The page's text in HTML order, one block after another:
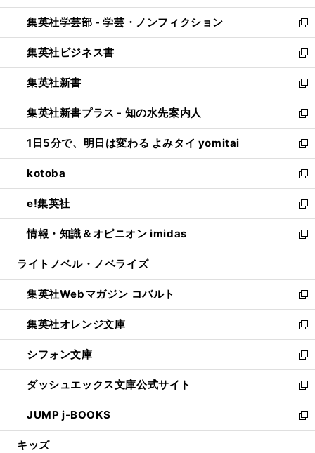
開
く
ウ
で
開
く
ン
ド
ウ
で
開
く
ウ
ィ
ン
ド
ウ
で
開
く
集英社学芸部 - 学芸・ノンフィクション
新
し
い
ウ
ィ
ン
ド
ウ
で
開
く
集英社ビジネス書
新
し
い
ウ
ィ
ン
ド
ウ
で
開
く
集英社新書
新
し
い
ウ
ィ
ン
ド
ウ
で
開
く
集英社新書プラス - 知の水先案内人
新
し
い
ウ
ィ
ン
ド
ウ
で
開
1日5分で、明日は変わる よみタイ yomitai
新
し
い
ウ
ィ
ン
ド
ウ
開
く
kotoba
新
し
い
ウ
ィ
ン
ウ
で
開
く
e!集英社
新
し
い
ウ
ン
ド
ウ
で
開
く
情報・知識＆オピニオン imidas
新
し
ウ
ィ
ン
ド
ウ
で
開
く
ライトノベル・ノベライズ
集英社Webマガジン コバルト
新
し
い
ウ
ィ
ン
ド
ウ
で
開
集英社オレンジ文庫
新
し
い
ウ
ィ
ン
ド
ウ
シフォン文庫
新
し
い
ウ
ィ
ン
ダッシュエックス文庫公式サイト
新
し
い
ウ
JUMP j-BOOKS
新
し
キッズ